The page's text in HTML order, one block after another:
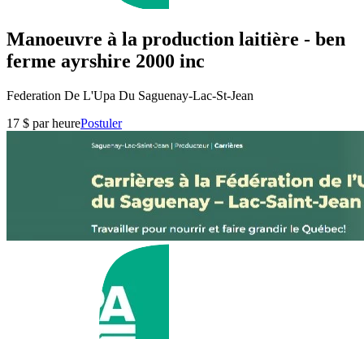
Manoeuvre à la production laitière - ben
ferme ayrshire 2000 inc
Federation De L'Upa Du Saguenay-Lac-St-Jean
17 $ par heurePostuler